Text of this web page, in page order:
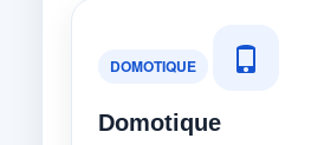
DOMOTIQUE
Domotique